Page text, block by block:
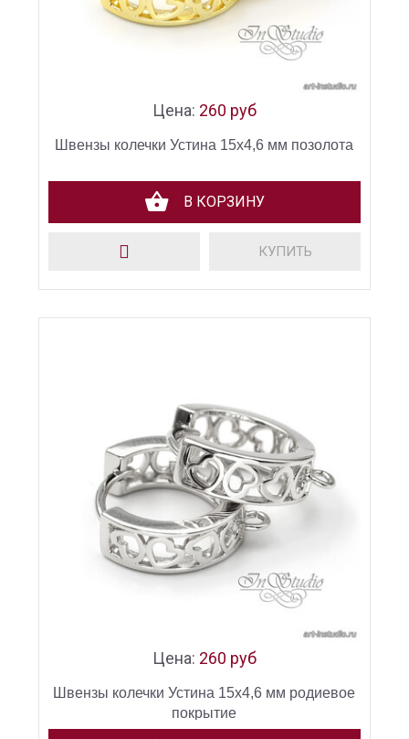
Цена: 260 руб
Швензы колечки Устина 15х4,6 мм позолота
В КОРЗИНУ
КУПИТЬ
Цена: 260 руб
Швензы колечки Устина 15х4,6 мм родиевое
покрытие